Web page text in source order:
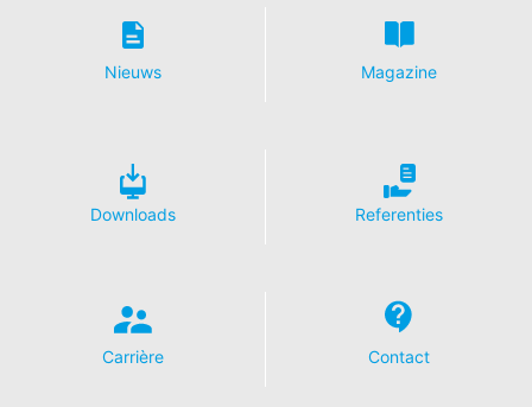
Nieuws Magazine
Downloads Referenties
Carrière Contact